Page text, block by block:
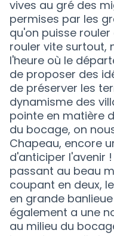
vives au gré des
permises par les
qu'on puisse
rouler vite surtout,
l'heure où le
de proposer des
de préserver les
dynamisme des
pointe en matière
du bocage, on
Chapeau, encore
d'anticiper l'avenir
passant au beau
coupant en deux,
en grande
également a une
au milieu du